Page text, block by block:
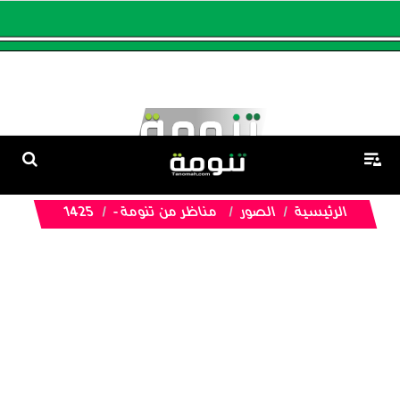
الرئيسية الصور مناظر من تنومة - 1425